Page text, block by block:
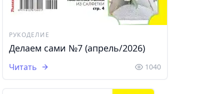
РУКОДЕЛИЕ
Делаем сами №7 (апрель/2026)
Читать 1040